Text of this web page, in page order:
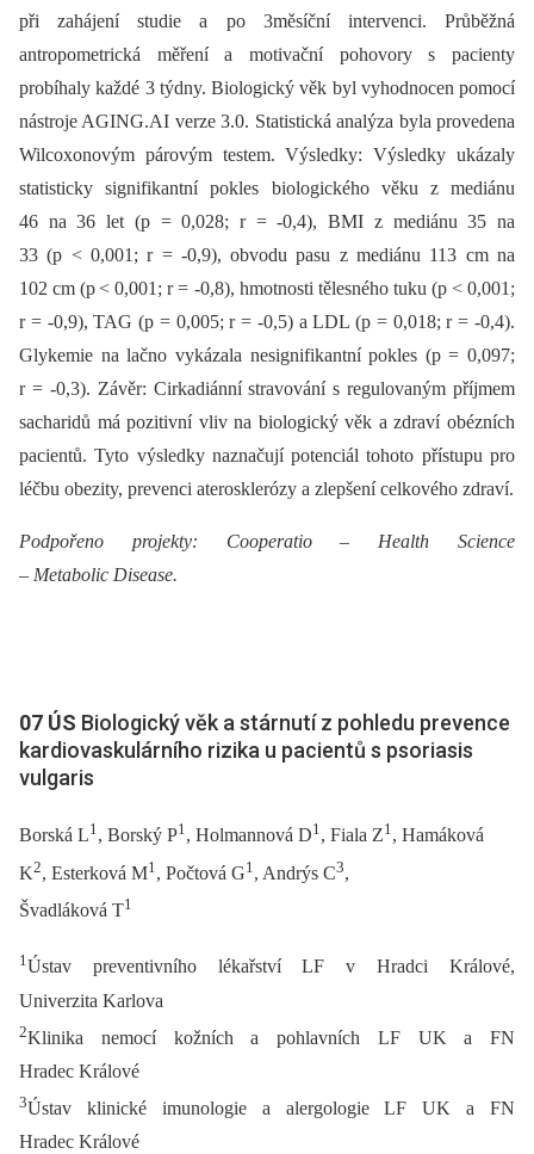
při zahájení studie a po 3měsíční intervenci. Průběžná
antropometrická měření a motivační pohovory s pacienty
probíhaly každé 3 týdny. Biologický věk byl vyhodnocen pomocí
nástroje AGING.AI verze 3.0. Statistická analýza byla provedena
Wilcoxonovým párovým testem. Výsledky: Výsledky ukázaly
statisticky signifikantní pokles biologického věku z mediánu
46 na 36 let (p = 0,028; r = -0,4), BMI z mediánu 35 na
33 (p < 0,001; r = -0,9), obvodu pasu z mediánu 113 cm na
102 cm (p < 0,001; r = -0,8), hmotnosti tělesného tuku (p < 0,001;
r = -0,9), TAG (p = 0,005; r = -0,5) a LDL (p = 0,018; r = -0,4).
Glyk­emie na lačno vykázala nesignifikantní pokles (p = 0,097;
r = -0,3). Závěr: Cirkadiánní stravování s regulovaným příjmem
sacharidů má pozitivní vliv na biologický věk a zdraví obézních
pacientů. Tyto výsledky naznačují potenciál tohoto přístupu pro
léčbu obezity, prevenci aterosklerózy a zlepšení celkového zdraví.
Podpořeno projekty: Cooperatio –⁠ Health Science
–⁠ Metabolic Disease.
07 ÚS Biologický věk a stárnutí z pohledu prevence
kardiovaskulárního rizika u pacientů s psoriasis
vulgaris
Borská L1, Borský P1, Holmannová D1, Fiala Z1, Hamáková
K2, Esterková M1 , Počtová G1 , Andrýs C3,
Švadláková T1
1Ústav preventivního lékařství LF v Hradci Králové,
Univerzita Karlova
2Klinika nemocí kožních a pohlavních LF UK a FN
Hradec Králové
3Ústav klinické imunologie a alergologie LF UK a FN
Hradec Králové